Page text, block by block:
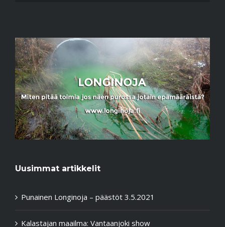
Uusimmat artikkelit
Punainen Longinoja – päästöt 3.5.2021
Kalastajan maailma: Vantaanjoki show